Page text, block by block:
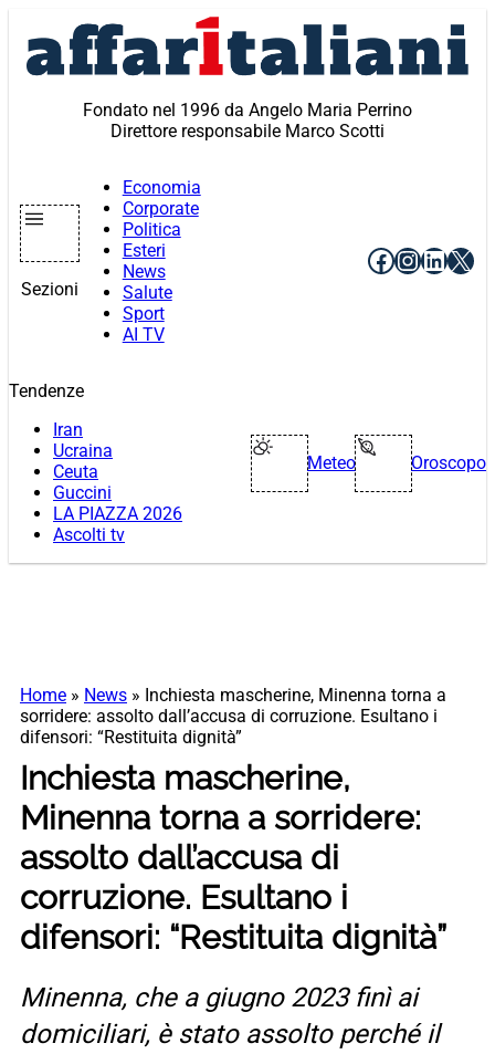
contenuto
Fondato nel 1996 da Angelo Maria Perrino
Direttore responsabile Marco Scotti
Sezioni
Economia
Corporate
Politica
Esteri
News
Salute
Sport
AI TV
Facebook
X
Tendenze
Iran
Ucraina
Ceuta
Guccini
LA PIAZZA 2026
Ascolti tv
Meteo Oroscopo
Home » News » Inchiesta mascherine, Minenna torna a
sorridere: assolto dall’accusa di corruzione. Esultano i
difensori: “Restituita dignità”
Inchiesta mascherine,
Minenna torna a sorridere:
assolto dall’accusa di
corruzione. Esultano i
difensori: “Restituita dignità”
Minenna, che a giugno 2023 finì ai
domiciliari, è stato assolto perché il